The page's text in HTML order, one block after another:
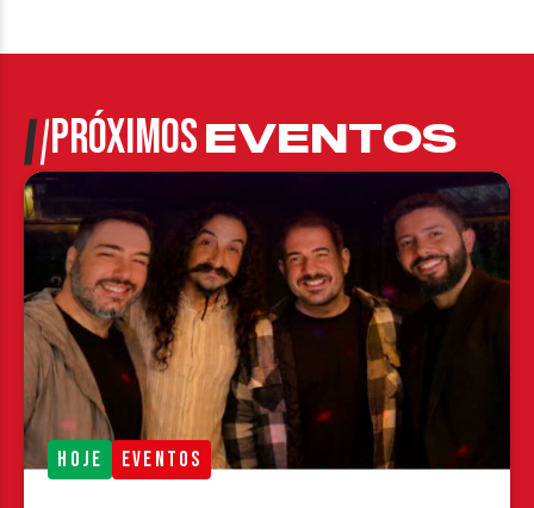
PRÓXIMOSEVENTOS
HOJE EVENTOS